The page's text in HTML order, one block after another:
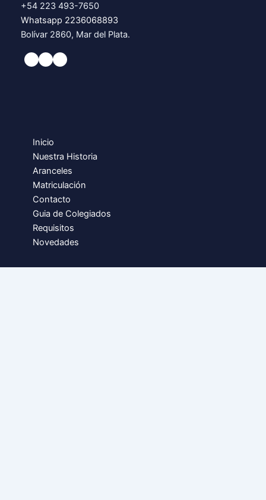
+54 223 493-7650
Whatsapp 2236068893
Bolívar 2860, Mar del Plata.
Inicio
Nuestra Historia
Aranceles
Matriculación
Contacto
Guia de Colegiados
Requisitos
Novedades